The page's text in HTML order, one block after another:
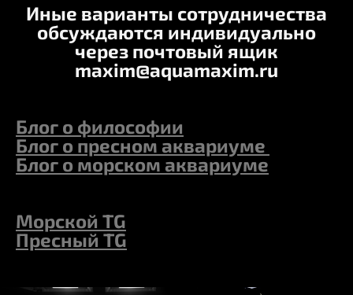
Иные варианты сотрудничества
обсуждаются индивидуально
через почтовый ящик
maxim@aquamaxim.ru
Блог о философии
Блог о пресном аквариуме
Блог о морском аквариуме
Морской TG
Пресный TG